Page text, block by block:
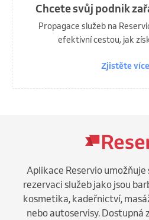
Chcete svůj podnik
Propagace služeb na
efektivní cestou, jak
Zjistěte více
Aplikace Reservio umožňuje
rezervaci služeb jako jsou
kosmetika, kadeřnictví,
nebo autoservisy.